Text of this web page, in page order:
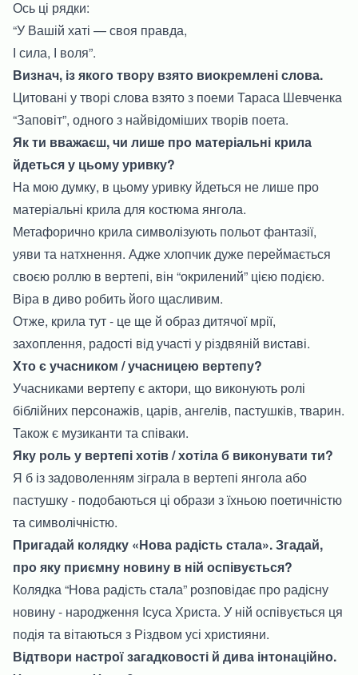
Ось ці рядки:
“У Вашій хаті — своя правда,
І сила, І воля”.
Визнач, із якого твору взято виокремлені слова.
Цитовані у творі слова взято з поеми Тараса Шевченка
“Заповіт”, одного з найвідоміших творів поета.
Як ти вважаєш, чи лише про матеріальні крила
йдеться у цьому уривку?
На мою думку, в цьому уривку йдеться не лише про
матеріальні крила для костюма янгола.
Метафорично крила символізують польот фантазії,
уяви та натхнення. Адже хлопчик дуже переймається
своєю роллю в вертепі, він “окрилений” цією подією.
Віра в диво робить його щасливим.
Отже, крила тут - це ще й образ дитячої мрії,
захоплення, радості від участі у різдвяній виставі.
Хто є учасником / учасницею вертепу?
Учасниками вертепу є актори, що виконують ролі
біблійних персонажів, царів, ангелів, пастушків, тварин.
Також є музиканти та співаки.
Яку роль у вертепі хотів / хотіла б виконувати ти?
Я б із задоволенням зіграла в вертепі янгола або
пастушку - подобаються ці образи з їхньою поетичністю
та символічністю.
Пригадай колядку «Нова радість стала». Згадай,
про яку приємну новину в ній оспівується?
Колядка “Нова радість стала” розповідає про радісну
новину - народження Ісуса Христа. У ній оспівується ця
подія та вітаються з Різдвом усі християни.
Відтвори настрої загадковості й дива інтонаційно.